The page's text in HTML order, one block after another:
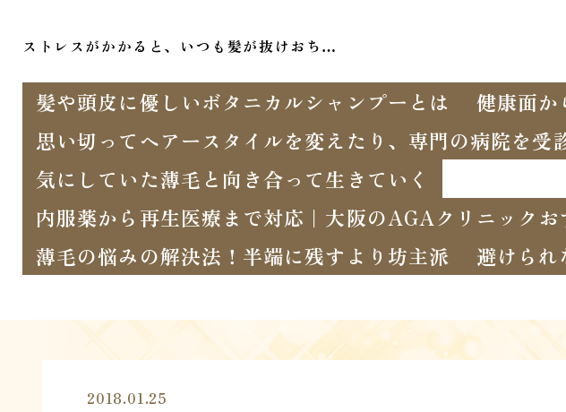
ストレスがかかると、いつも髪が抜けおち…
髪や頭皮に優しいボタニカルシャンプーとは
健康面か
思い切ってヘアースタイルを変えたり、専門の病院を受
気にしていた薄毛と向き合って生きていく
内服薬から再生医療まで対応｜大阪のAGAクリニック
薄毛の悩みの解決法！半端に残すより坊主派
避けられ
2018.01.25